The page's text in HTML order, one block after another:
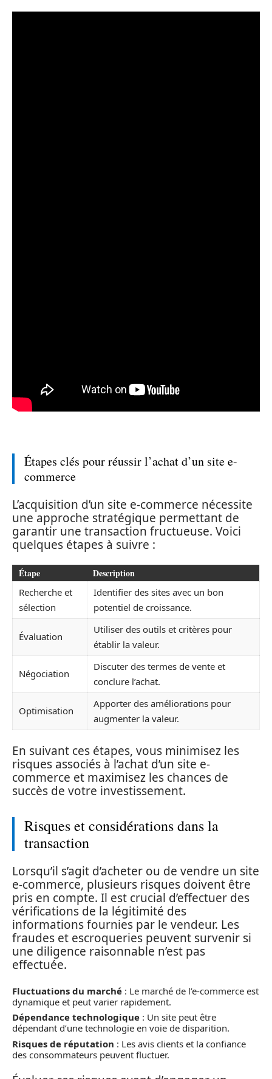
Étapes clés pour réussir l’achat d’un site e-
commerce
L’acquisition d’un site e-commerce nécessite
une approche stratégique permettant de
garantir une transaction fructueuse. Voici
quelques étapes à suivre :
Étape Description
Recherche et
sélection
Identifier des sites avec un bon
potentiel de croissance.
Évaluation
Utiliser des outils et critères pour
établir la valeur.
Négociation
Discuter des termes de vente et
conclure l’achat.
Optimisation
Apporter des améliorations pour
augmenter la valeur.
En suivant ces étapes, vous minimisez les
risques associés à l’achat d’un site e-
commerce et maximisez les chances de
succès de votre investissement.
Risques et considérations dans la
transaction
Lorsqu’il s’agit d’acheter ou de vendre un site
e-commerce, plusieurs risques doivent être
pris en compte. Il est crucial d’effectuer des
vérifications de la légitimité des
informations fournies par le vendeur. Les
fraudes et escroqueries peuvent survenir si
une diligence raisonnable n’est pas
effectuée.
Fluctuations du marché : Le marché de l’e-commerce est
dynamique et peut varier rapidement.
Dépendance technologique : Un site peut être
dépendant d’une technologie en voie de disparition.
Risques de réputation : Les avis clients et la confiance
des consommateurs peuvent fluctuer.